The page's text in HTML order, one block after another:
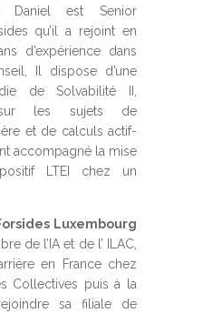
Daniel est Senior
qu’il a rejoint en
d’expérience dans
Il dispose d’une
de Solvabilité II,
sur les sujets de
et de calculs actif-
accompagné la mise
LTEI chez un
Luxembourg
de l’IA et de l’ ILAC,
en France chez
Collectives puis à la
sa filiale de